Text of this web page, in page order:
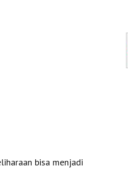
bisa menjadi